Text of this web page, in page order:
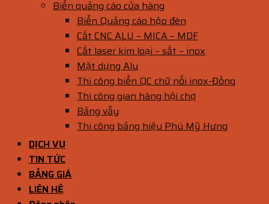
Biển quảng cáo cửa hàng
Biển Quảng cáo hộp đèn
Cắt CNC ALU – MICA – MDF
Cắt laser kim loại – sắt – inox
Mặt dựng Alu
Thi công biển QC chữ nổi inox-Đồng
Thi công gian hàng hội chợ
Bảng vẫy
Thi công bảng hiệu Phú Mỹ Hưng
DỊCH VỤ
TIN TỨC
BẢNG GIÁ
LIÊN HỆ